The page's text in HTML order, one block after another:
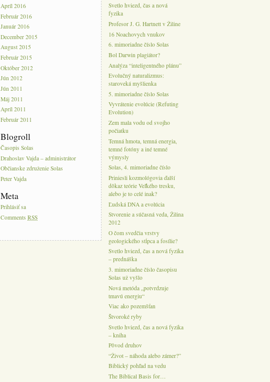
Apríl 2016
Február 2016
Január 2016
December 2015
August 2015
Február 2015
Október 2012
Jún 2012
Jún 2011
Máj 2011
Apríl 2011
Február 2011
Blogroll
Časopis Solas
Drahoslav Vajda – administrátor
Občianske združenie Solas
Peter Vajda
Meta
Prihlásiť sa
CommentsRSS
Svetlo hviezd, čas a nová
fyzika
Profesor J. G. Hartnett v Žiline
16 Noachovych vnukov
6. mimoriadne číslo Solas
Bol Darwin plagiátor?
Analýza “inteligentného plánu”
Evolučný naturalizmus:
staroveká myšlienka
5. mimoriadne číslo Solas
Vyvrátenie evolúcie (Refuting
Evolution)
Zem mala vodu od svojho
počiatku
Temná hmota, temná energia,
temné fotóny a iné temné
výmysly
Solas, 4. mimoriadne číslo
Priniesli kozmológovia ďalší
dôkaz teórie Veľkého tresku,
alebo je to celé inak?
Ľudská DNA a evolúcia
Stvorenie a súčasná veda, Žilina
2012
O čom svedčia vrstvy
geologického stĺpca a fosílie?
Svetlo hviezd, čas a nová fyzika
– prednáška
3. mimoriadne číslo časopisu
Solas už vyšlo
Nová metóda „potvrdzuje
tmavú energiu“
Viac ako pozemšťan
Štvoroké ryby
Svetlo hviezd, čas a nová fyzika
– kniha
Pôvod druhov
“Život – náhoda alebo zámer?”
Biblický pohľad na vedu
The Biblical Basis for…